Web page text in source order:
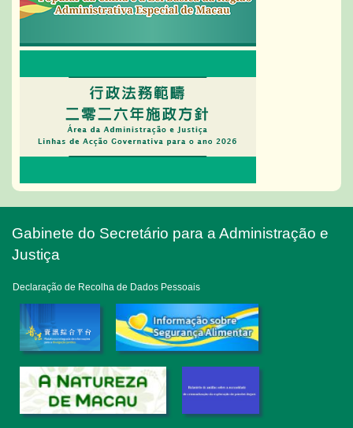
Gabinete do Secretário para a Administração e
Justiça
Declaração de Recolha de Dados Pessoais